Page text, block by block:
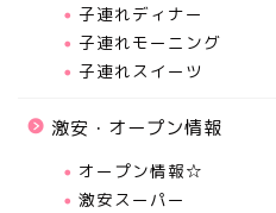
子連れディナー
子連れモーニング
子連れスイーツ
激安・オープン情報
オープン情報☆
激安スーパー